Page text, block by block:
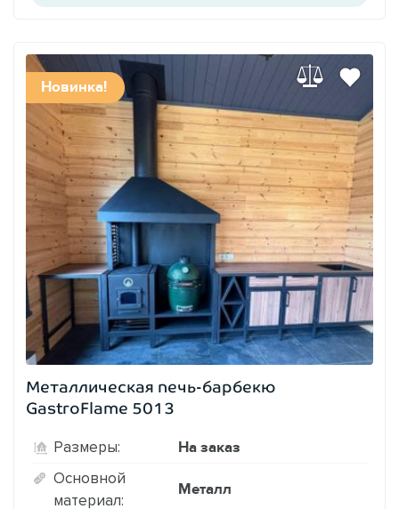
Новинка!
Металлическая печь-барбекю
GastroFlame 5013
Размеры: На заказ
Основной
материал:
Металл